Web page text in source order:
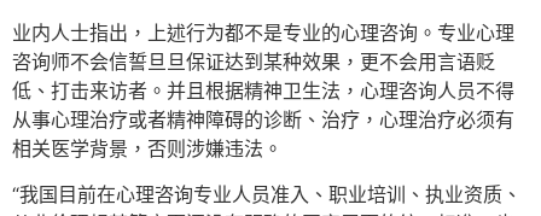
业内人士指出，上述行为都不是专业的心理咨询。专业心理
咨询师不会信誓旦旦保证达到某种效果，更不会用言语贬
低、打击来访者。并且根据精神卫生法，心理咨询人员不得
从事心理治疗或者精神障碍的诊断、治疗，心理治疗必须有
相关医学背景，否则涉嫌违法。
“我国目前在心理咨询专业人员准入、职业培训、执业资质、